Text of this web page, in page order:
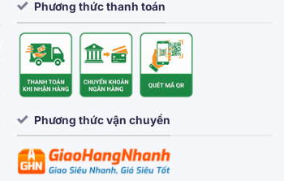
Phương thức thanh toán
Phương thức vận chuyển